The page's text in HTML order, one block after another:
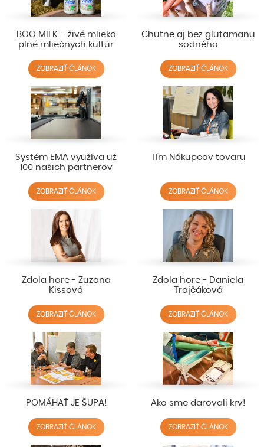
BOO MILK – živé mlieko
plné mliečnych kultúr
ZOBRAZIŤ ČLÁNOK
Chutne aj bez glutamanu
sodného
ZOBRAZIŤ ČLÁNOK
Systém EMA využíva už
100 našich partnerov
ZOBRAZIŤ ČLÁNOK
Tím Nákupcov tovaru
ZOBRAZIŤ ČLÁNOK
Zdola hore - Zuzana
Kissová
ZOBRAZIŤ ČLÁNOK
Zdola hore - Daniela
Trojčáková
ZOBRAZIŤ ČLÁNOK
POMÁHAŤ JE ŠUPA!
ZOBRAZIŤ ČLÁNOK
Ako sme darovali krv!
ZOBRAZIŤ ČLÁNOK